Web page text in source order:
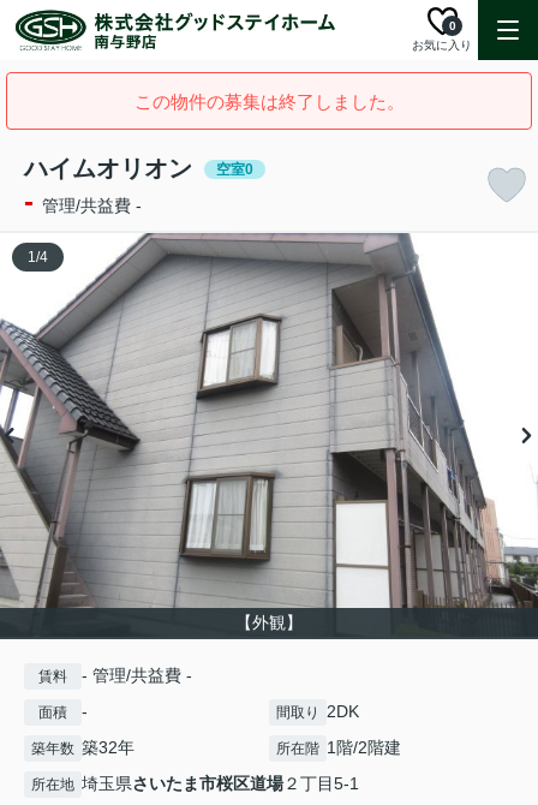
お気に入り
0
この物件の募集は終了しました。
ハイムオリオン 空室0
- 管理/共益費 -
【外観】
1/4
賃料 - 管理/共益費 -
面積 - 間取り 2DK
築年数 築32年 所在階 1階/2階建
所在地 埼玉県さいたま市桜区道場２丁目5-1